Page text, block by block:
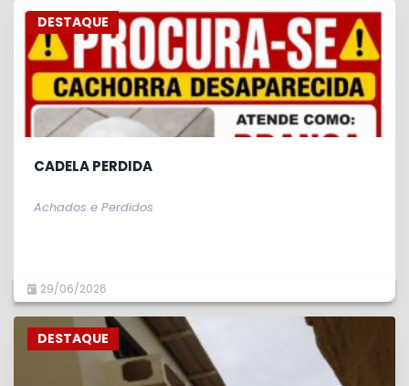
DESTAQUE
CADELA PERDIDA
Achados e Perdidos
29/06/2026
DESTAQUE